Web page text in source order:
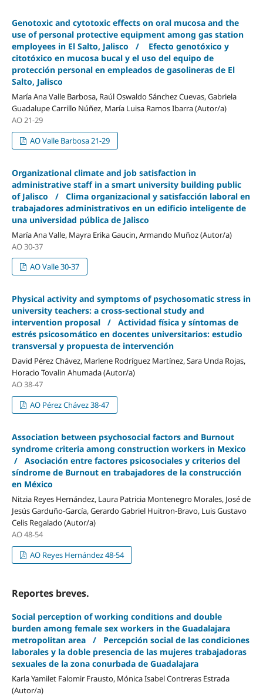
Genotoxic and cytotoxic effects on oral mucosa and the
use of personal protective equipment among gas station
employees in El Salto, Jalisco / Efecto genotóxico y
citotóxico en mucosa bucal y el uso del equipo de
protección personal en empleados de gasolineras de El
Salto, Jalisco
María Ana Valle Barbosa, Raúl Oswaldo Sánchez Cuevas, Gabriela
Guadalupe Carrillo Núñez, María Luisa Ramos Ibarra (Autor/a)
AO 21-29
AO Valle Barbosa 21-29
Organizational climate and job satisfaction in
administrative staff in a smart university building public
of Jalisco / Clima organizacional y satisfacción laboral en
trabajadores administrativos en un edificio inteligente de
una universidad pública de Jalisco
María Ana Valle, Mayra Erika Gaucin, Armando Muñoz (Autor/a)
AO 30-37
AO Valle 30-37
Physical activity and symptoms of psychosomatic stress in
university teachers: a cross-sectional study and
intervention proposal / Actividad física y síntomas de
estrés psicosomático en docentes universitarios: estudio
transversal y propuesta de intervención
David Pérez Chávez, Marlene Rodríguez Martínez, Sara Unda Rojas,
Horacio Tovalin Ahumada (Autor/a)
AO 38-47
AO Pérez Chávez 38-47
Association between psychosocial factors and Burnout
syndrome criteria among construction workers in Mexico
/ Asociación entre factores psicosociales y criterios del
síndrome de Burnout en trabajadores de la construcción
en México
Nitzia Reyes Hernández, Laura Patricia Montenegro Morales, José de
Jesús Garduño-García, Gerardo Gabriel Huitron-Bravo, Luis Gustavo
Celis Regalado (Autor/a)
AO 48-54
AO Reyes Hernández 48-54
Reportes breves.
Social perception of working conditions and double
burden among female sex workers in the Guadalajara
metropolitan area / Percepción social de las condiciones
laborales y la doble presencia de las mujeres trabajadoras
sexuales de la zona conurbada de Guadalajara
Karla Yamilet Falomir Frausto, Mónica Isabel Contreras Estrada
(Autor/a)